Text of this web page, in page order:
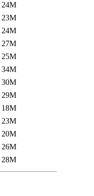
24M
23M
24M
27M
25M
34M
30M
29M
18M
23M
20M
26M
28M